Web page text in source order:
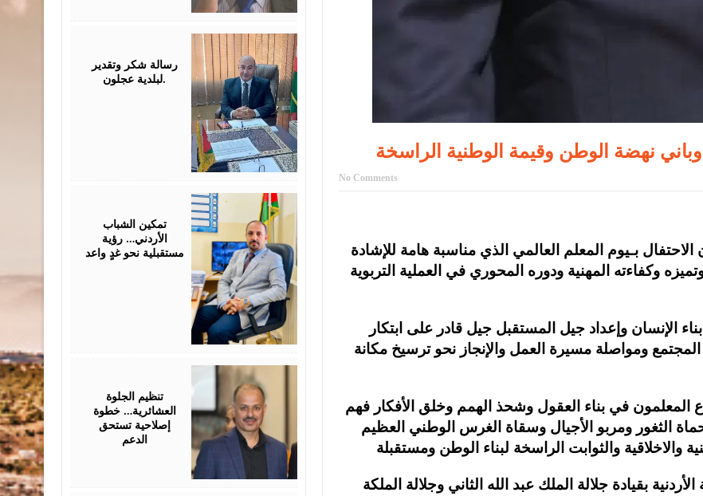
نهضة الوطن وقيمة الوطنية الراسخة
No Comments
بـيوم المعلم العالمي الذي مناسبة هامة للإشادة
وكفاءته المهنية ودوره المحوري في العملية التربوية
الإنسان وإعداد جيل المستقبل جيل قادر على ابتكار
ومواصلة مسيرة العمل والإنجاز نحو ترسيخ مكانة
المعلمون في بناء العقول وشحذ الهمم وخلق الأفكار فهم
الثغور ومربو الأجيال وسقاة الغرس الوطني العظيم
بقيادة جلالة الملك عبد الله الثاني وجلالة الملكة
رسالة شكر وتقدير
لبلدية عجلون.
تمكين الشباب
الأردني… رؤية
مستقبلية نحو غدٍ واعد
تنظيم الجلوة
العشائرية… خطوة
إصلاحية تستحق
الدعم